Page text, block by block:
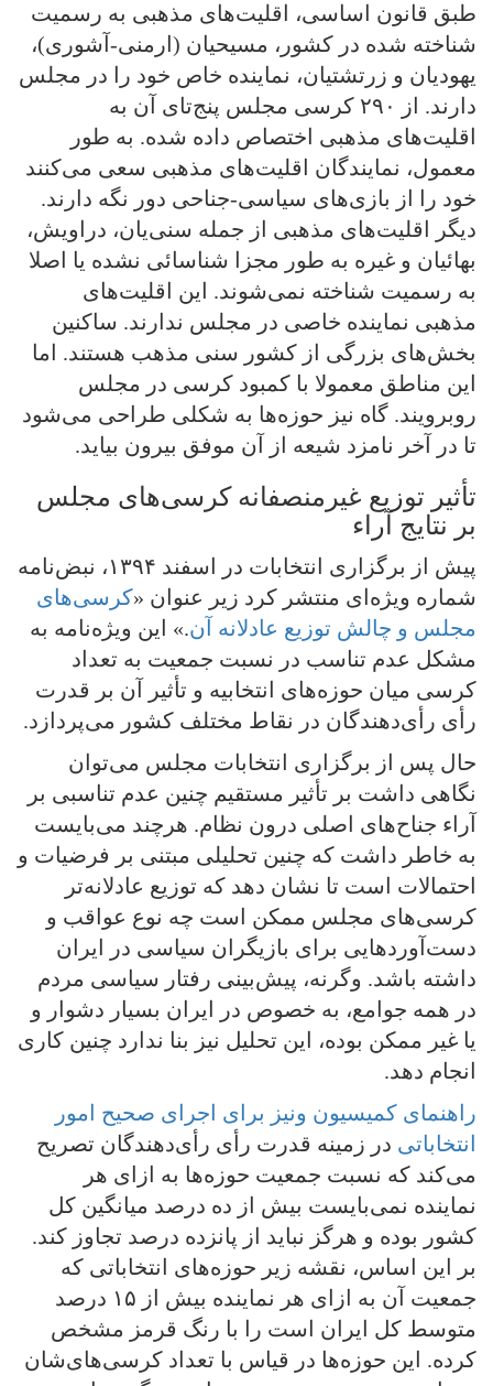
طبق قانون اساسی، اقلیت‌های مذهبی به رسمیت
شناخته شده در کشور، مسیحیان (ارمنی-آشوری)،‌
یهودیان و زرتشتیان، نماینده خاص خود را در مجلس
دارند. از ۲۹۰ کرسی مجلس پنج‌تای آن به
اقلیت‌های مذهبی اختصاص داده شده. به طور
معمول، نمایندگان اقلیت‌های مذهبی سعی می‌کنند
خود را از بازی‌های سیاسی-جناحی دور نگه دارند.
دیگر اقلیت‌های مذهبی از جمله سنی‌یان، دراویش،
بهائیان و غیره به طور مجزا شناسائی نشده یا اصلا
به رسمیت شناخته نمی‌شوند. این اقلیت‌های
مذهبی نماینده خاصی در مجلس ندارند. ساکنین
بخش‌های بزرگی از کشور سنی مذهب هستند. اما
این مناطق معمولا با کمبود کرسی در مجلس
روبرویند. گاه نیز حوزه‌ها به شکلی طراحی می‌شود
تا در آخر نامزد شیعه از آن موفق بیرون بیاید.
تأثیر توزیع غیرمنصفانه کرسی‌های مجلس
بر نتایج آراء
پیش از برگزاری انتخابات در اسفند ۱۳۹۴، نبض‌‌نامه
شماره ویژه‌ای منتشر کرد زیر عنوان «کرسی‌های
مجلس و چالش توزیع عادلانه آن.» این ویژه‌نامه به
مشکل عدم تناسب در نسبت جمعیت به تعداد
کرسی میان حوزه‌های انتخابیه و تأثیر آن بر قدرت
رأی رأی‌دهندگان در نقاط مختلف کشور می‌پردازد.
حال پس از برگزاری انتخابات مجلس می‌توان
نگاهی داشت بر تأثیر مستقیم چنین عدم تناسبی بر
آراء جناح‌های اصلی درون نظام. هرچند می‌بایست
به خاطر داشت که چنین تحلیلی مبتنی بر فرضیات و
احتمالات است تا نشان دهد که توزیع عادلانه‌تر
کرسی‌های مجلس ممکن است چه نوع عواقب و
دست‌آوردهایی برای بازیگران سیاسی در ایران
داشته باشد. وگرنه، پیش‌بینی رفتار سیاسی مردم
در همه جوامع، به خصوص در ایران بسیار دشوار و
یا غیر ممکن بوده، این تحلیل نیز بنا ندارد چنین کاری
انجام دهد.
راهنمای کمیسیون ونیز برای اجرای صحیح امور
انتخاباتی در زمینه قدرت رأی رأی‌دهندگان تصریح
می‌کند که نسبت جمعیت حوزه‌ها به ازای هر
نماینده نمی‌بایست بیش از ده درصد میانگین کل
کشور بوده و هرگز نباید از پانزده درصد تجاوز کند.
بر این اساس، نقشه زیر حوزه‌های انتخاباتی که
جمعیت آن به ازای هر نماینده بیش از ۱۵ درصد
متوسط کل ایران است را با رنگ قرمز مشخص
کرده. این حوزه‌ها در قیاس با تعداد کرسی‌های‌شان